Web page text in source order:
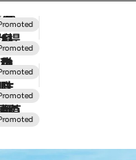
郷土の味